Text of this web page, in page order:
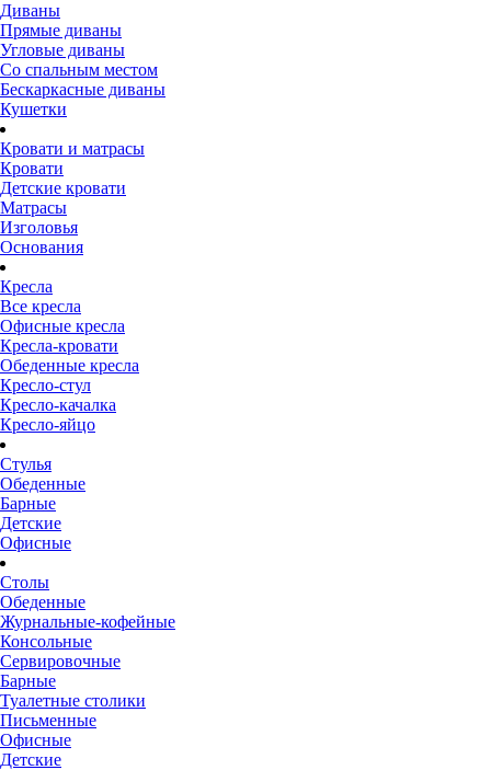
Диваны
Прямые диваны
Угловые диваны
Со спальным местом
Бескаркасные диваны
Кушетки
Кровати и матрасы
Кровати
Детские кровати
Матрасы
Изголовья
Основания
Кресла
Все кресла
Офисные кресла
Кресла-кровати
Обеденные кресла
Кресло-стул
Кресло-качалка
Кресло-яйцо
Стулья
Обеденные
Барные
Детские
Офисные
Столы
Обеденные
Журнальные-кофейные
Консольные
Сервировочные
Барные
Туалетные столики
Письменные
Офисные
Детские